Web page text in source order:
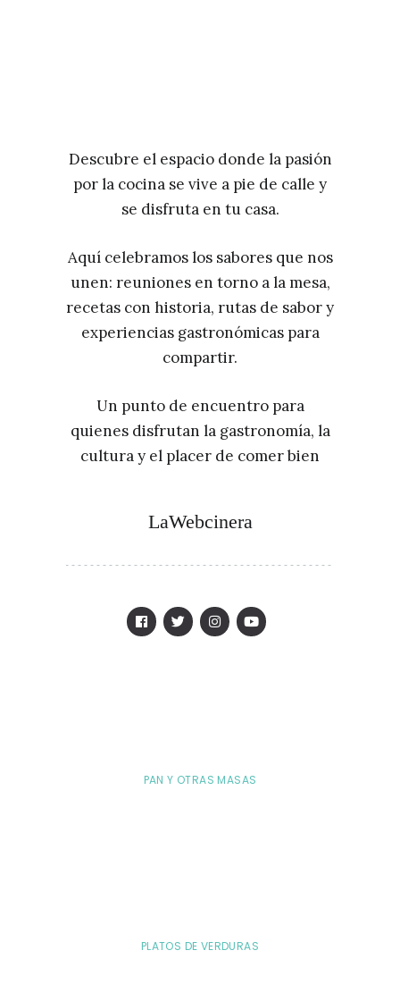
Descubre el espacio donde la pasión
por la cocina se vive a pie de calle y
se disfruta en tu casa.
Aquí celebramos los sabores que nos
unen: reuniones en torno a la mesa,
recetas con historia, rutas de sabor y
experiencias gastronómicas para
compartir.
Un punto de encuentro para
quienes disfrutan la gastronomía, la
cultura y el placer de comer bien
LaWebcinera
PAN Y OTRAS MASAS
PLATOS DE VERDURAS